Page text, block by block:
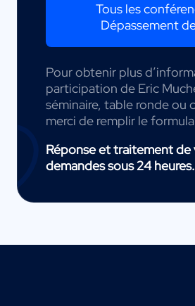
Tous les
Dépassement
Pour obtenir plus
participation de Eric
séminaire, table ronde ou
merci de remplir le
Réponse et traitement de
demandes sous 24 heures.